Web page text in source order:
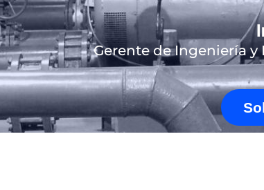
Gerente de Ingeniería